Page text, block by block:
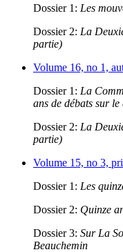
Dossier 1: Les
Dossier 2: La
partie)
Volume 16, no 1,
Dossier 1: La
ans de débats sur
Dossier 2: La
partie)
Volume 15, no 3,
Dossier 1: Les
Dossier 2: Quinze
Dossier 3: Sur La
Beauchemin